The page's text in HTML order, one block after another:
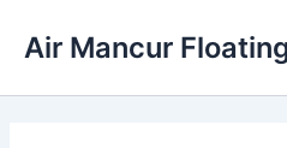
Air Mancur